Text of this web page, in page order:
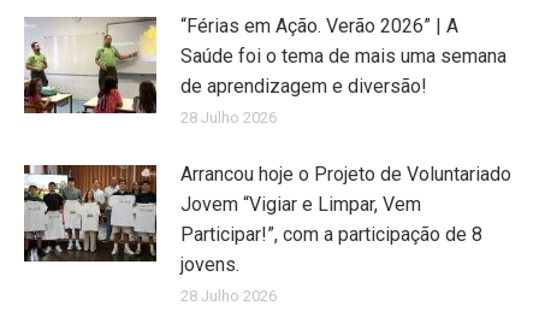
“Férias em Ação. Verão 2026” | A
Saúde foi o tema de mais uma semana
de aprendizagem e diversão!
28 Julho 2026
Arrancou hoje o Projeto de Voluntariado
Jovem “Vigiar e Limpar, Vem
Participar!”, com a participação de 8
jovens.
28 Julho 2026